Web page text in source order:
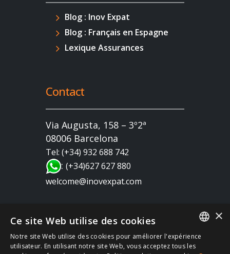
Blog : Inov Expat
Blog : Français en Espagne
Lexique Assurances
Contact
Via Augusta, 158 – 3º2ª
08006 Barcelona
Tel: (+34) 932 688 742
:(+34)627 627 880
welcome@inovexpat.com
FRENCH
×
Ce site Web utilise des cookies
Notre site Web utilise des cookies pour améliorer l'expérience
utilisateur. En utilisant notre site Web, vous acceptez tous les